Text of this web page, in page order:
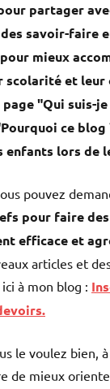
partager
savoir-faire
mieux
scolarité et
page "Qui suis-
ce
enfants lors de
pouvez
pour faire
efficace et
articles et
à mon blog :
le voulez bien,
de mieux